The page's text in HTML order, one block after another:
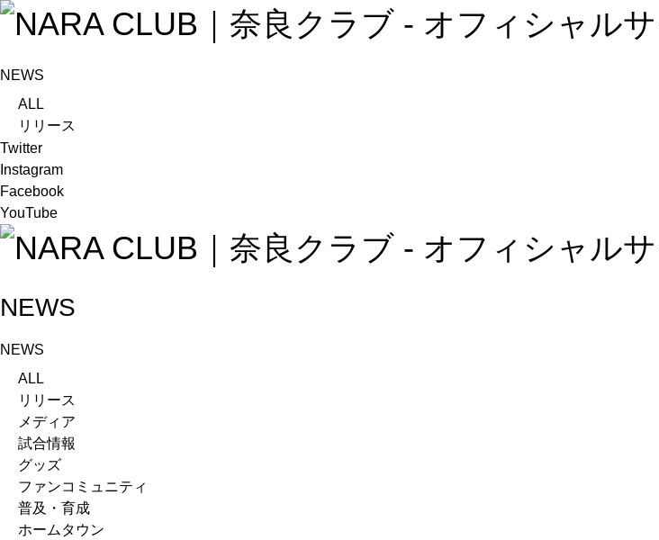
NEWS
ALL
リリース
メディア
試合情報
グッズ
ファンコミュニティ
普及・育成
ホームタウン
その他
TEAM
2026/27トップチーム
2026/27トップチームスタッフ
ソシオス
バモス
チアダンススクール
ボランティアチーム「volundeer」
ビクトリーロード
HOMEGAME
観戦ルール＆マナー
Twitter
Instagram
Facebook
YouTube
NEWS
NEWS
ALL
リリース
メディア
試合情報
グッズ
ファンコミュニティ
普及・育成
ホームタウン